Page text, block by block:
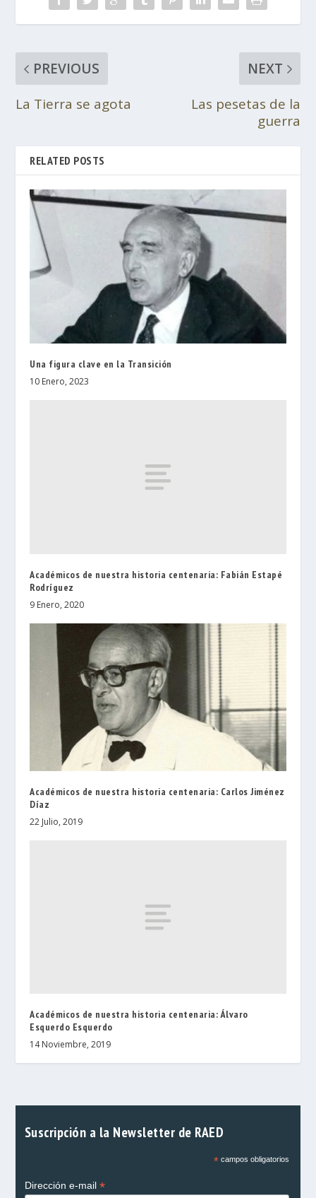
PREVIOUS
La Tierra se agota
NEXT
Las pesetas de la
guerra
RELATED POSTS
Una figura clave en la Transición
10 Enero, 2023
Académicos de nuestra historia centenaria: Fabián Estapé
Rodríguez
9 Enero, 2020
Académicos de nuestra historia centenaria: Carlos Jiménez
Díaz
22 Julio, 2019
Académicos de nuestra historia centenaria: Álvaro
Esquerdo Esquerdo
14 Noviembre, 2019
Suscripción a la Newsletter de RAED
*campos obligatorios
Dirección e-mail *